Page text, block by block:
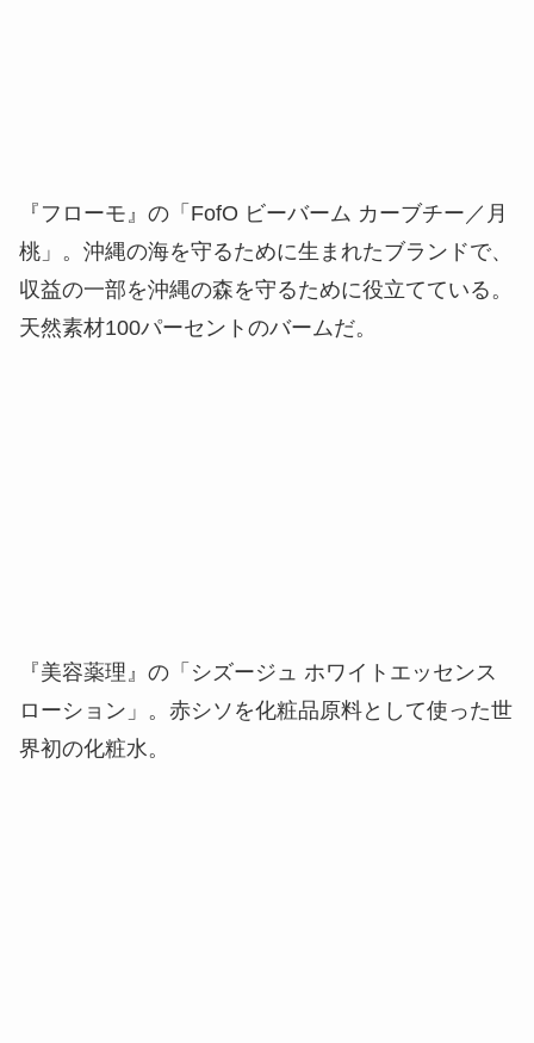
『フローモ』の「FofO ビーバーム カーブチー／月
桃」。沖縄の海を守るために生まれたブランドで、
収益の一部を沖縄の森を守るために役立てている。
天然素材100パーセントのバームだ。
『美容薬理』の「シズージュ ホワイトエッセンス
ローション」。赤シソを化粧品原料として使った世
界初の化粧水。